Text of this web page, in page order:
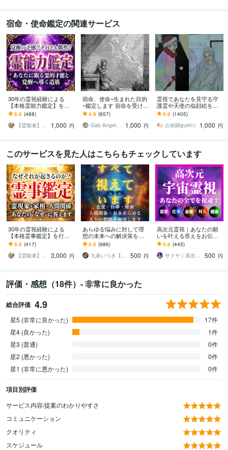
宿命・使命鑑定の関連サービス
30年の霊視経験による
【本格霊能力鑑定】を行
います 霊感・霊力・スピ
リチュアル能力の覚醒度
と霊的体質を本格鑑定
5.0 (488)
【霊能者】天晴
1,000 円
宿命、使命~生まれた目的
~鑑定します 宿命を受け入
れ、乗り越えることで、
輝かしい人生が待ってい
ます
4.9 (657)
Gab AngelLily
1,000 円
霊視であなたを見守る守
護霊や天使の似顔絵を描
きます あなたの守護霊or
天使orガーディアンの似
顔絵とメッセージ！
5.0 (1405)
占術師gumi☆ 1,000 円
このサービスを見た人はこちらもチェックしています
30年の霊視経験による
【本格霊事鑑定】を行い
ます 霊現象・家相・家
系・先祖・土地・人間関
係・悪縁・因縁・厄払い
5.0 (417)
【霊能者】天晴
3,000 円
あらゆる悩みに対して理
想の未来への解決策を授
けます 人生が上手くいか
ないと悩んでいる人に未
来を好転させる魂の導き
5.0 (986)
九条いつき【高次元宇宙霊視師】
500 円
高次元霊視｜あなたの願
いを叶える答えをお伝え
します 恋愛・仕事・金
運・人間関係など｜あな
たを願望成就へ導く霊視
5.0 (445)
サクヤ｜高次元スピリット
500 円
評価・感想（18件）- 非常に良かった
総合評価 4.9
星5 (非常に良かった)
17件
星4 (良かった)
1件
星3 (普通)
0件
星2 (悪かった)
0件
星1 (非常に悪かった)
0件
項目別評価
サービス内容/提案のわかりやすさ
コミュニケーション
クオリティ
スケジュール